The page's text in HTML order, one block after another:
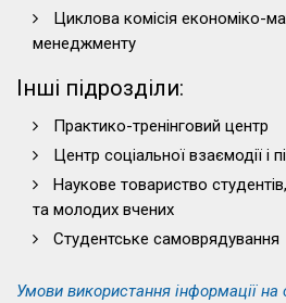
Циклова комісія економіко-
менеджменту
Інші підрозділи:
Практико-тренінговий центр
Центр соціальної взаємодії і
Наукове товариство
та молодих вчених
Студентське самоврядування
Умови використання інформації на